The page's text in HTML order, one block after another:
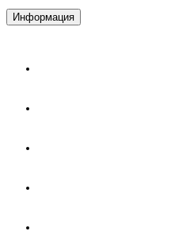
Информация